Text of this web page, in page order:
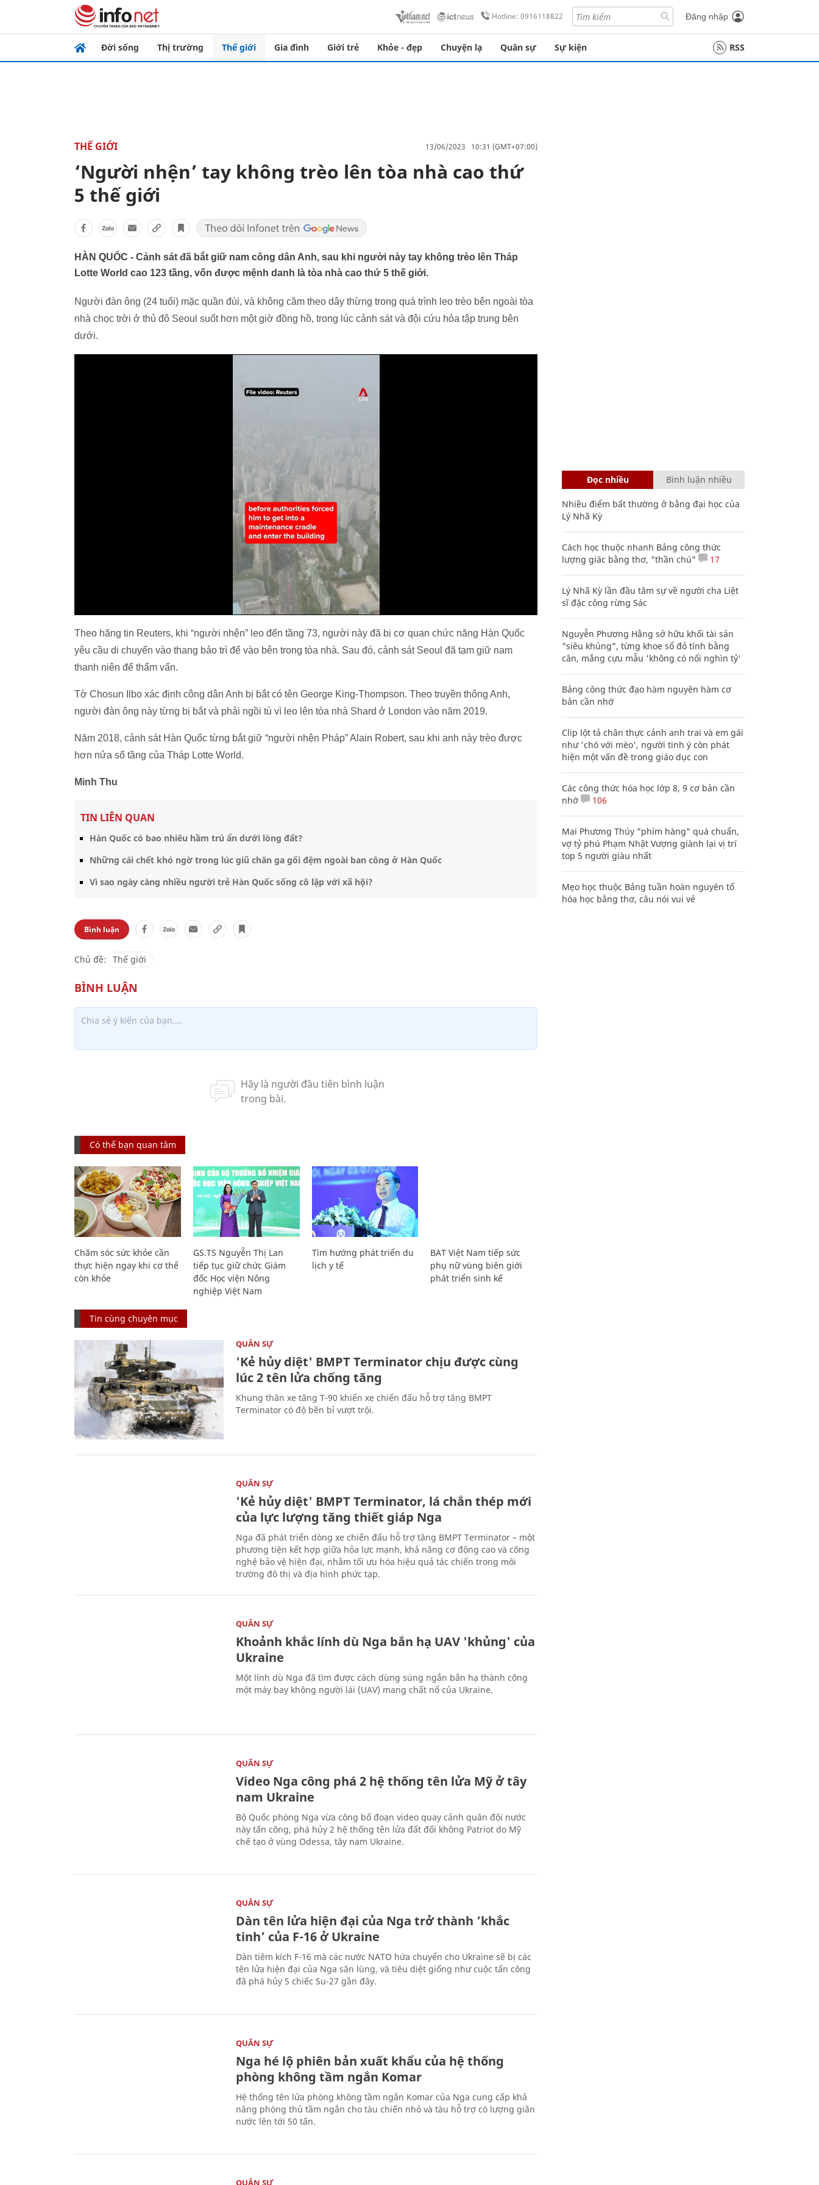
Hotline: 0916118822 Đăng nhập
Đời sống Thị trường Thế giới Gia đình Giới trẻ Khỏe - đẹp Chuyện lạ Quân sự Sự kiện RSS
THẾ GIỚI 13/06/2023 10:31 (GMT+07:00)
‘Người nhện’ tay không trèo lên tòa nhà cao thứ
5 thế giới
HÀN QUỐC - Cảnh sát đã bắt giữ nam công dân Anh, sau khi người này tay không trèo lên Tháp
Lotte World cao 123 tầng, vốn được mệnh danh là tòa nhà cao thứ 5 thế giới.
Người đàn ông (24 tuổi) mặc quần đùi, và không cầm theo dây thừng trong quá trình leo trèo bên ngoài tòa
nhà chọc trời ở thủ đô Seoul suốt hơn một giờ đồng hồ, trong lúc cảnh sát và đội cứu hỏa tập trung bên
dưới.
Theo hãng tin Reuters, khi “người nhện” leo đến tầng 73, người này đã bị cơ quan chức năng Hàn Quốc
yêu cầu di chuyển vào thang bảo trì để vào bên trong tòa nhà. Sau đó, cảnh sát Seoul đã tạm giữ nam
thanh niên để thẩm vấn.
Tờ Chosun Ilbo xác định công dân Anh bị bắt có tên George King-Thompson. Theo truyền thông Anh,
người đàn ông này từng bị bắt và phải ngồi tù vì leo lên tòa nhà Shard ở London vào năm 2019.
Năm 2018, cảnh sát Hàn Quốc từng bắt giữ “người nhện Pháp” Alain Robert, sau khi anh này trèo được
hơn nửa số tầng của Tháp Lotte World.
Minh Thu
TIN LIÊN QUAN
Hàn Quốc có bao nhiêu hầm trú ẩn dưới lòng đất?
Những cái chết khó ngờ trong lúc giũ chăn ga gối đệm ngoài ban công ở Hàn Quốc
Vì sao ngày càng nhiều người trẻ Hàn Quốc sống cô lập với xã hội?
Bình luận
Chủ đề: Thế giới
Có thể bạn quan tâm
Chăm sóc sức khỏe cần
thực hiện ngay khi cơ thể
còn khỏe
GS.TS Nguyễn Thị Lan
tiếp tục giữ chức Giám
đốc Học viện Nông
nghiệp Việt Nam
Tìm hướng phát triển du
lịch y tế
BAT Việt Nam tiếp sức
phụ nữ vùng biên giới
phát triển sinh kế
Tin cùng chuyên mục
QUÂN SỰ
'Kẻ hủy diệt' BMPT Terminator chịu được cùng
lúc 2 tên lửa chống tăng
Khung thân xe tăng T-90 khiến xe chiến đấu hỗ trợ tăng BMPT
Terminator có độ bền bỉ vượt trội.
QUÂN SỰ
'Kẻ hủy diệt' BMPT Terminator, lá chắn thép mới
của lực lượng tăng thiết giáp Nga
Nga đã phát triển dòng xe chiến đấu hỗ trợ tăng BMPT Terminator – một
phương tiện kết hợp giữa hỏa lực mạnh, khả năng cơ động cao và công
nghệ bảo vệ hiện đại, nhằm tối ưu hóa hiệu quả tác chiến trong môi
trường đô thị và địa hình phức tạp.
QUÂN SỰ
Khoảnh khắc lính dù Nga bắn hạ UAV 'khủng' của
Ukraine
Một lính dù Nga đã tìm được cách dùng súng ngắn bắn hạ thành công
một máy bay không người lái (UAV) mang chất nổ của Ukraine.
QUÂN SỰ
Video Nga công phá 2 hệ thống tên lửa Mỹ ở tây
nam Ukraine
Bộ Quốc phòng Nga vừa công bố đoạn video quay cảnh quân đội nước
này tấn công, phá hủy 2 hệ thống tên lửa đất đối không Patriot do Mỹ
chế tạo ở vùng Odessa, tây nam Ukraine.
QUÂN SỰ
Dàn tên lửa hiện đại của Nga trở thành ‘khắc
tinh’ của F-16 ở Ukraine
Dàn tiêm kích F-16 mà các nước NATO hứa chuyển cho Ukraine sẽ bị các
tên lửa hiện đại của Nga săn lùng, và tiêu diệt giống như cuộc tấn công
đã phá hủy 5 chiếc Su-27 gần đây.
QUÂN SỰ
Nga hé lộ phiên bản xuất khẩu của hệ thống
phòng không tầm ngắn Komar
Hệ thống tên lửa phòng không tầm ngắn Komar của Nga cung cấp khả
năng phòng thủ tầm ngắn cho tàu chiến nhỏ và tàu hỗ trợ có lượng giãn
nước lên tới 50 tấn.
QUÂN SỰ
Đọc nhiều Bình luận nhiều
Nhiều điểm bất thường ở bằng đại học của
Lý Nhã Kỳ
Cách học thuộc nhanh Bảng công thức
lượng giác bằng thơ, "thần chú"
17
Lý Nhã Kỳ lần đầu tâm sự về người cha Liệt
sĩ đặc công rừng Sác
Nguyễn Phương Hằng sở hữu khối tài sản
"siêu khủng", từng khoe sổ đỏ tính bằng
cân, mắng cựu mẫu 'không có nổi nghìn tỷ'
Bảng công thức đạo hàm nguyên hàm cơ
bản cần nhớ
Clip lột tả chân thực cảnh anh trai và em gái
như 'chó với mèo', người tinh ý còn phát
hiện một vấn đề trong giáo dục con
Các công thức hóa học lớp 8, 9 cơ bản cần
nhớ
106
Mai Phương Thúy "phím hàng" quá chuẩn,
vợ tỷ phú Phạm Nhật Vượng giành lại vị trí
top 5 người giàu nhất
Mẹo học thuộc Bảng tuần hoàn nguyên tố
hóa học bằng thơ, câu nói vui vẻ